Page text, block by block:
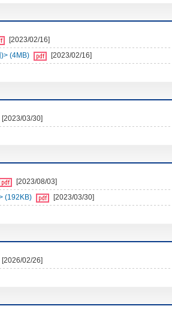
[2023/02/16]
(4MB)
[2023/02/16]
[2023/03/30]
[2023/08/03]
(192KB)
[2023/03/30]
[2026/02/26]